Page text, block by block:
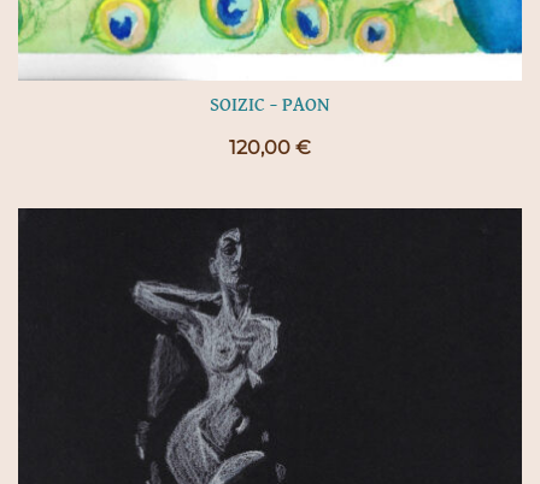
SOIZIC – PAON
120,00 €